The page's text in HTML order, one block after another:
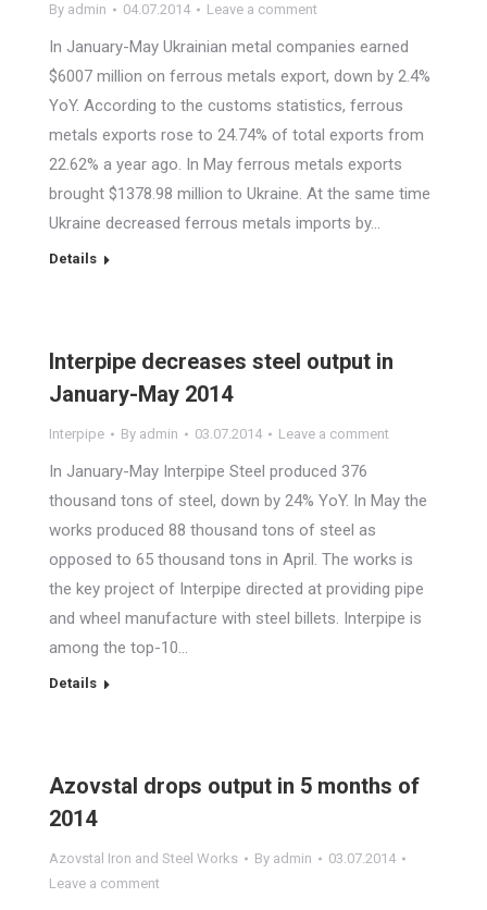
By admin 04.07.2014 Leave a comment
In January-May Ukrainian metal companies earned
$6007 million on ferrous metals export, down by 2.4%
YoY. According to the customs statistics, ferrous
metals exports rose to 24.74% of total exports from
22.62% a year ago. In May ferrous metals exports
brought $1378.98 million to Ukraine. At the same time
Ukraine decreased ferrous metals imports by…
Details
Interpipe decreases steel output in
January-May 2014
Interpipe By admin 03.07.2014 Leave a comment
In January-May Interpipe Steel produced 376
thousand tons of steel, down by 24% YoY. In May the
works produced 88 thousand tons of steel as
opposed to 65 thousand tons in April. The works is
the key project of Interpipe directed at providing pipe
and wheel manufacture with steel billets. Interpipe is
among the top-10…
Details
Azovstal drops output in 5 months of
2014
Azovstal Iron and Steel Works By admin
03.07.2014
Leave a comment